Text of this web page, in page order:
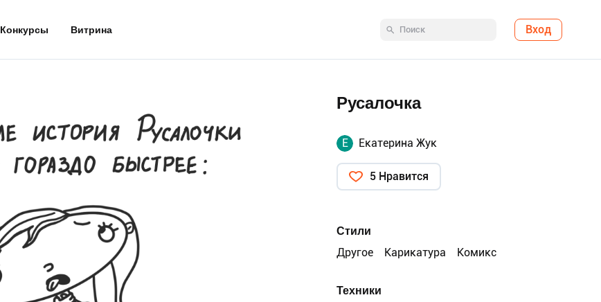
Конкурсы Витрина Вход
Русалочка
Е Екатерина Жук
5 Нравится
Стили
Другое
Карикатура Комикс
Техники